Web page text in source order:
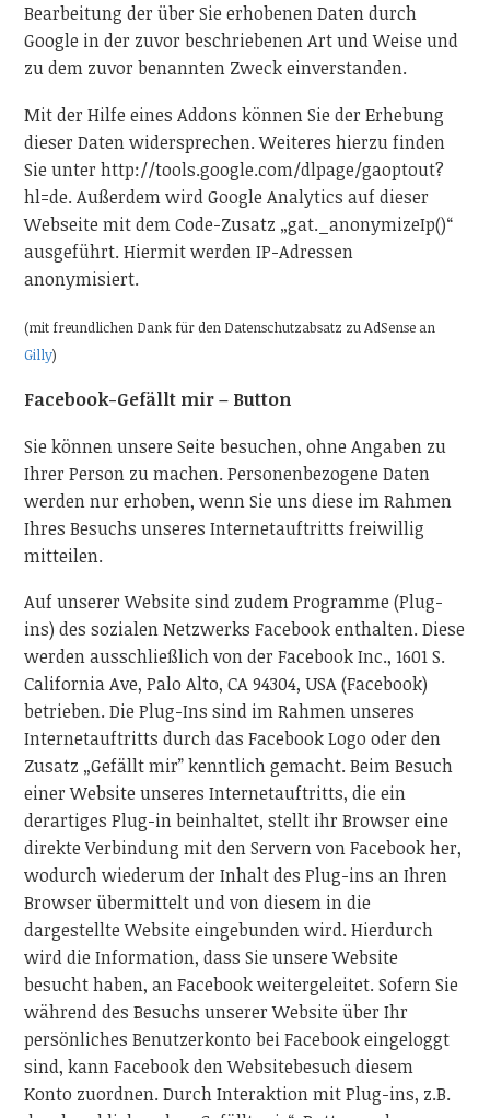
Bearbeitung der über Sie erhobenen Daten durch
Google in der zuvor beschriebenen Art und Weise und
zu dem zuvor benannten Zweck einverstanden.
Mit der Hilfe eines Addons können Sie der Erhebung
dieser Daten widersprechen. Weiteres hierzu finden
Sie unter http://tools.google.com/dlpage/gaoptout?
hl=de. Außerdem wird Google Analytics auf dieser
Webseite mit dem Code-Zusatz „gat._anonymizeIp()“
ausgeführt. Hiermit werden IP-Adressen
anonymisiert.
(mit freundlichen Dank für den Datenschutzabsatz zu AdSense an
Gilly)
Facebook-Gefällt mir – Button
Sie können unsere Seite besuchen, ohne Angaben zu
Ihrer Person zu machen. Personenbezogene Daten
werden nur erhoben, wenn Sie uns diese im Rahmen
Ihres Besuchs unseres Internetauftritts freiwillig
mitteilen.
Auf unserer Website sind zudem Programme (Plug-
ins) des sozialen Netzwerks Facebook enthalten. Diese
werden ausschließlich von der Facebook Inc., 1601 S.
California Ave, Palo Alto, CA 94304, USA (Facebook)
betrieben. Die Plug-Ins sind im Rahmen unseres
Internetauftritts durch das Facebook Logo oder den
Zusatz „Gefällt mir” kenntlich gemacht. Beim Besuch
einer Website unseres Internetauftritts, die ein
derartiges Plug-in beinhaltet, stellt ihr Browser eine
direkte Verbindung mit den Servern von Facebook her,
wodurch wiederum der Inhalt des Plug-ins an Ihren
Browser übermittelt und von diesem in die
dargestellte Website eingebunden wird. Hierdurch
wird die Information, dass Sie unsere Website
besucht haben, an Facebook weitergeleitet. Sofern Sie
während des Besuchs unserer Website über Ihr
persönliches Benutzerkonto bei Facebook eingeloggt
sind, kann Facebook den Websitebesuch diesem
Konto zuordnen. Durch Interaktion mit Plug-ins, z.B.